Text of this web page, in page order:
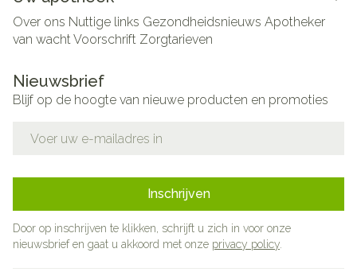
Over ons Nuttige links Gezondheidsnieuws Apotheker
van wachtVoorschrift Zorgtarieven
Nieuwsbrief
Blijf op de hoogte van nieuwe producten en promoties
Inschrijven
Door op inschrijven te klikken, schrijft u zich in voor onze
nieuwsbrief en gaat u akkoord met onze privacy policy